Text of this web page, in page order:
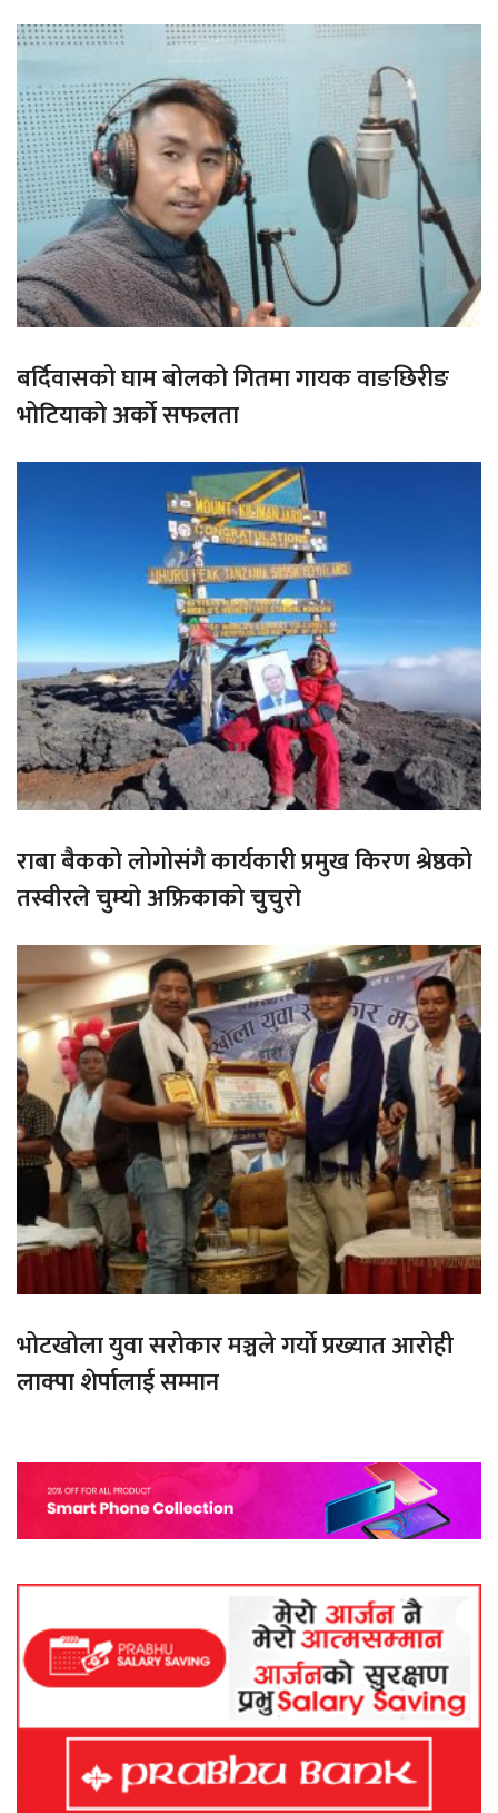
बर्दिवासको घाम बोलको गितमा गायक वाङछिरीङ
भोटियाको अर्को सफलता
राबा बैकको लोगोसंगै कार्यकारी प्रमुख किरण श्रेष्ठको
तस्वीरले चुम्यो अफ्रिकाको चुचुरो
भोटखोला युवा सरोकार मञ्चले गर्यो प्रख्यात आरोही
लाक्पा शेर्पालाई सम्मान